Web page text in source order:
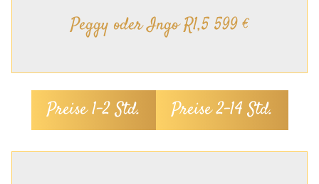
Peggy oder Ingo R1,5 599 €
Preise 1–2 Std. Preise 2–14 Std.